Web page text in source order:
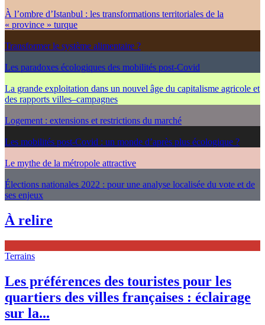
À l’ombre d’Istanbul : les transformations territoriales de la
« province » turque
Transformer le système alimentaire ?
Les paradoxes écologiques des mobilités post-Covid
La grande exploitation dans un nouvel âge du capitalisme agricole et
des rapports villes–campagnes
Logement : extensions et restrictions du marché
Les mobilités post-Covid : un monde d’après plus écologique ?
Le mythe de la métropole attractive
Élections nationales 2022 : pour une analyse localisée du vote et de
ses enjeux
À relire
Terrains
Les préférences des touristes pour les
quartiers des villes françaises : éclairage
sur la...